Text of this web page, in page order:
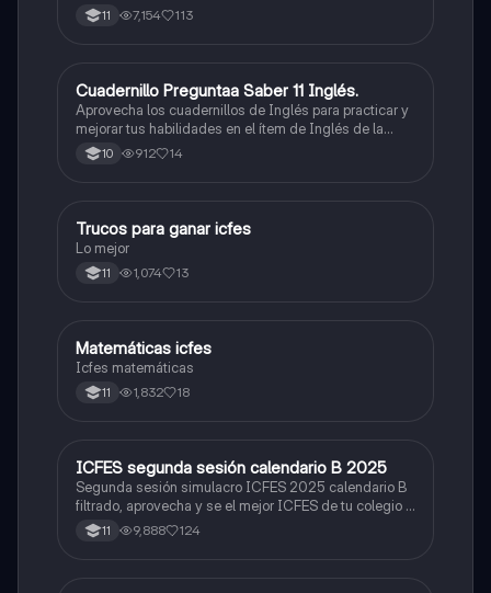
11 7,154 113
ICFES: Inglés
Cuadernillo Preguntaa Saber 11 Inglés.
Aprovecha los cuadernillos de Inglés para practicar y
mejorar tus habilidades en el ítem de Inglés de la
Prueba Saber 11. 🫡
10 912 14
Química
Trucos para ganar icfes
Lo mejor
11 1,074 13
ICFES: Matemáticas
Matemáticas icfes
Icfes matemáticas
11 1,832 18
ICFES: Lectura Crítica
ICFES segunda sesión calendario B 2025
Segunda sesión simulacro ICFES 2025 calendario B
filtrado, aprovecha y se el mejor ICFES de tu colegio y
poder ingresar a universidad, y estudiar aquella
carrera con la que tanto sueñas.
11 9,888 124